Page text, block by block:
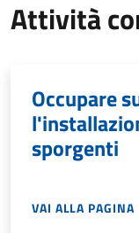
Attività
Occupare
sporgenti
VAI ALLA PAGINA